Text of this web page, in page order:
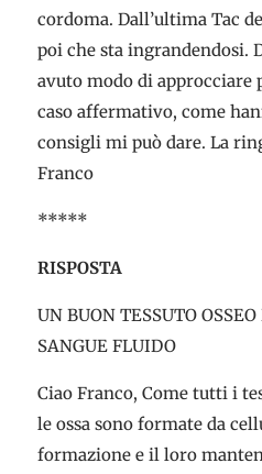
cordoma. Dall’ultima Tac
poi che sta ingrandendosi.
avuto modo di
caso affermativo, come
consigli mi può dare. La
Franco
*****
RISPOSTA
UN BUON TESSUTO
SANGUE FLUIDO
Ciao Franco, Come tutti i
le ossa sono formate da
formazione e il loro